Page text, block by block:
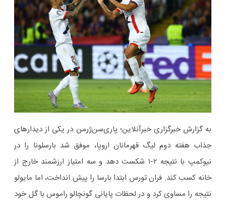
به گزارش خبرگزاری خبرآنلاین؛ پاری‌سن‌ژرمن در یکی از دیدارهای
جذاب هفته دوم لیگ قهرمانان اروپا، موفق شد بارسلونا را در
نیوکمپ با نتیجه ۲-۱ شکست دهد و سه امتیاز ارزشمند خارج از
خانه کسب کند. فران تورس ابتدا بارسا را پیش انداخت، اما مایولو
نتیجه را مساوی کرد و در لحظات پایانی گونچالو راموس با گل خود